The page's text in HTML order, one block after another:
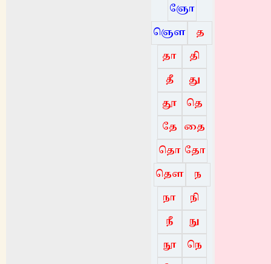
ஞோ
ஞௌ
த
தா
தி
தீ
து
தூ
தெ
தே தை
தொ தோ
தௌ
ந
நா
நி
நீ
நு
நூ
நெ